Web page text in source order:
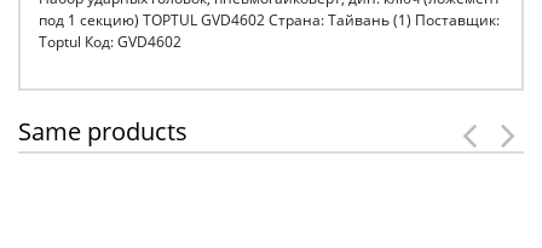
под 1 секцию) TOPTUL GVD4602 Страна: Тайвань (1) Поставщик:
Toptul Код: GVD4602
Same products